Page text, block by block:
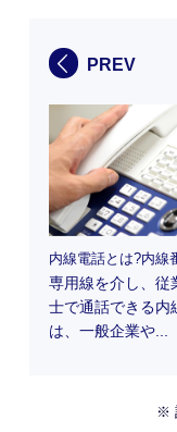
PREV
専用線を介し、従
士で通話できる内
は、一般企業や...
※